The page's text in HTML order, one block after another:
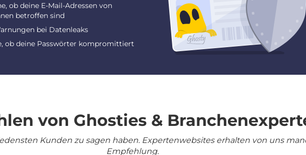
ob deine E-Mail-Adressen von
betroffen sind
bei Datenleaks
ob deine Passwörter kompromittiert
von Ghosties &
Kunden zu sagen haben. Expertenwebsites erhalten von uns
Empfehlung.